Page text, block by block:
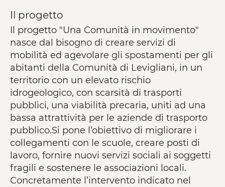
Il progetto
Il progetto "Una Comunità in movimento"
nasce dal bisogno di creare servizi di
mobilità ed agevolare gli spostamenti per gli
abitanti della Comunità di Levigliani, in un
territorio con un elevato rischio
idrogeologico, con scarsità di trasporti
pubblici, una viabilità precaria, uniti ad una
bassa attrattività per le aziende di trasporto
pubblico.Si pone l’obiettivo di migliorare i
collegamenti con le scuole, creare posti di
lavoro, fornire nuovi servizi sociali ai soggetti
fragili e sostenere le associazioni locali.
Concretamente l’intervento indicato nel